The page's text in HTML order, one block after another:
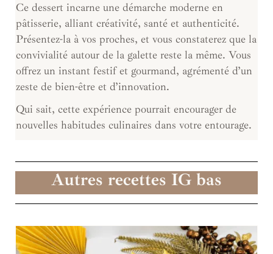
Ce dessert incarne une démarche moderne en
pâtisserie, alliant créativité, santé et authenticité.
Présentez-la à vos proches, et vous constaterez que la
convivialité autour de la galette reste la même. Vous
offrez un instant festif et gourmand, agrémenté d’un
zeste de bien-être et d’innovation.
Qui sait, cette expérience pourrait encourager de
nouvelles habitudes culinaires dans votre entourage.
Autres recettes IG bas